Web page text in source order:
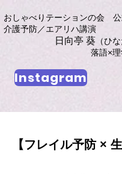
おしゃべりテーションの会 公
​​介護予防／エアリハ講演
日向亭 葵 （ひ
落語×
Instagram
【フレイル予防 ×